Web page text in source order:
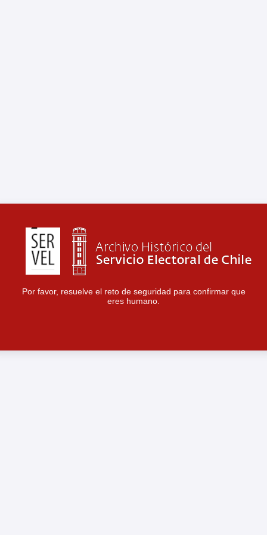
Por favor, resuelve el reto de seguridad para confirmar que
eres humano.